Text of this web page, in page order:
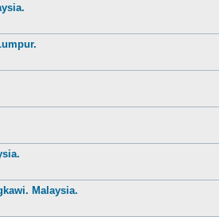
Malaysia.